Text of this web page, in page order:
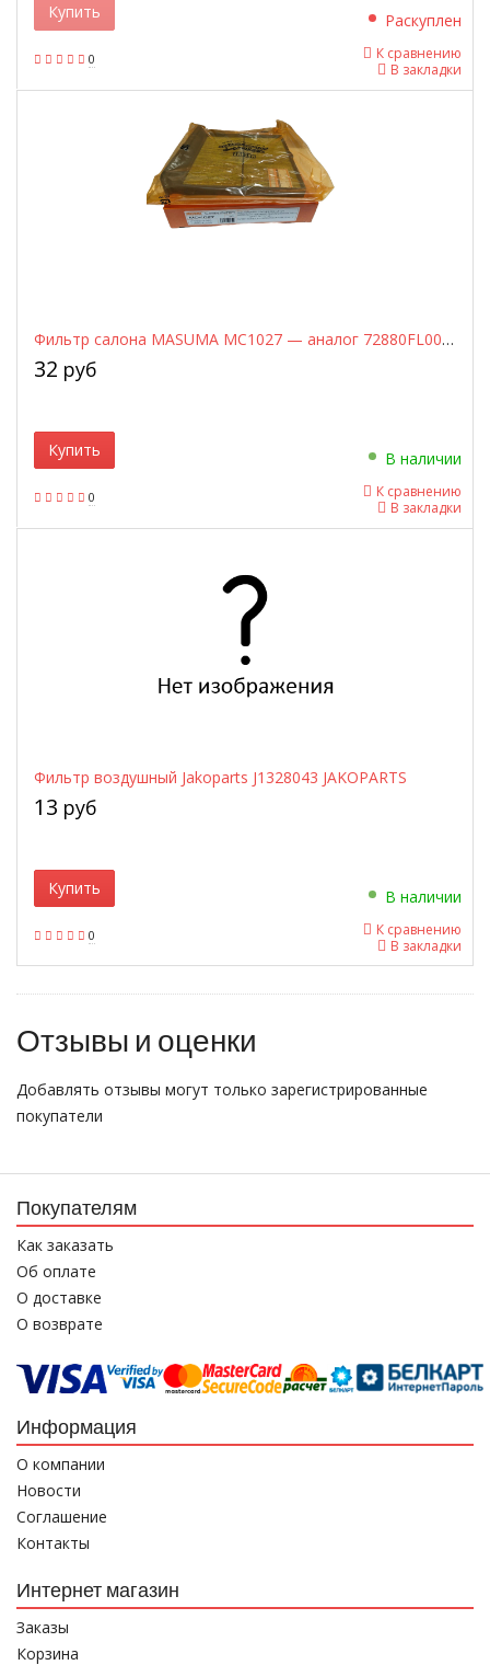
0
Раскуплен
В закладки
К сравнению
Купить
Фильтр салона MASUMA MC1027 — аналог 72880FL000, для Subaru Forester / Impreza / XV (2016-2024)
0
32 руб
В наличии
В закладки
К сравнению
Купить
Фильтр воздушный Jakoparts J1328043 JAKOPARTS
0
13 руб
В наличии
В закладки
К сравнению
Купить
Отзывы и оценки
Добавлять отзывы могут только зарегистрированные
покупатели
Покупателям
Как заказать
Об оплате
О доставке
О возврате
Информация
О компании
Новости
Соглашение
Контакты
Интернет магазин
Заказы
Корзина